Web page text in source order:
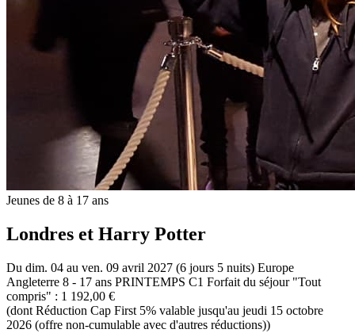
Jeunes de 8 à 17 ans
Londres et Harry Potter
Du dim. 04 au ven. 09 avril 2027 (6 jours 5 nuits) Europe
Angleterre 8 - 17 ans PRINTEMPS C1 Forfait du séjour "Tout
compris" : 1 192,00 €
(dont Réduction Cap First 5% valable jusqu'au jeudi 15 octobre
2026 (offre non-cumulable avec d'autres réductions))